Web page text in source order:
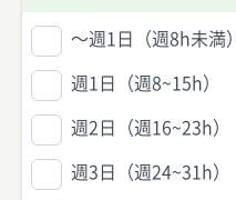
〜週1日（週8h未満）
週1日（週8~15h）
週2日（週16~23h）
週3日（週24~31h）